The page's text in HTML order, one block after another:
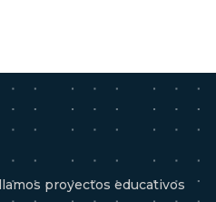
proyectos educativos